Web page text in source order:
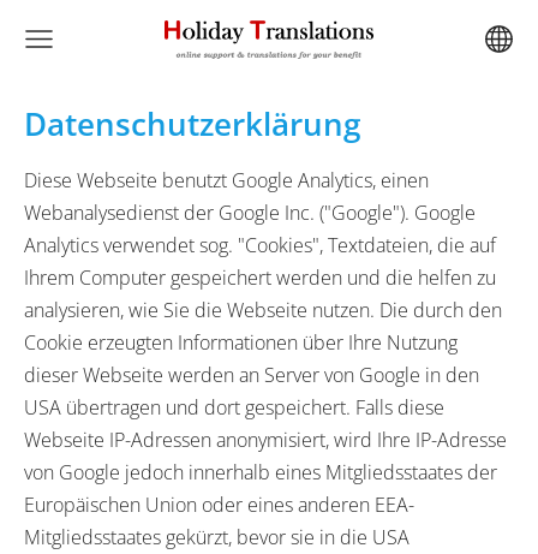
Datenschutzerklärung
Diese Webseite benutzt Google Analytics, einen
Webanalysedienst der Google Inc. ("Google"). Google
Analytics verwendet sog. "Cookies", Textdateien, die auf
Ihrem Computer gespeichert werden und die helfen zu
analysieren, wie Sie die Webseite nutzen. Die durch den
Cookie erzeugten Informationen über Ihre Nutzung
dieser Webseite werden an Server von Google in den
USA übertragen und dort gespeichert. Falls diese
Webseite IP-Adressen anonymisiert, wird Ihre IP-Adresse
von Google jedoch innerhalb eines Mitgliedsstaates der
Europäischen Union oder eines anderen EEA-
Mitgliedsstaates gekürzt, bevor sie in die USA